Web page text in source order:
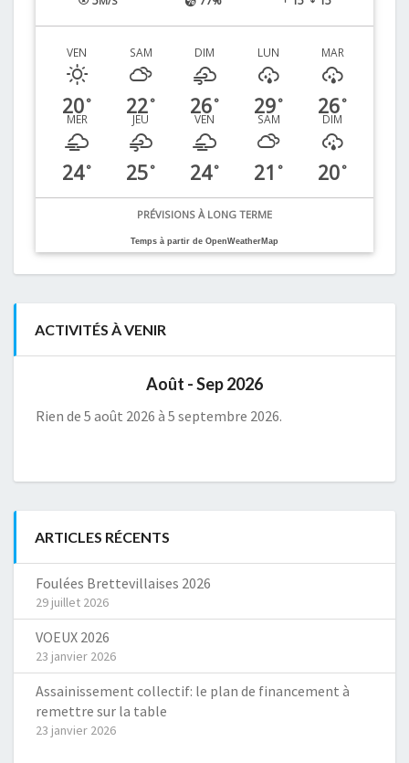
VEN
20°
SAM
22°
DIM
26°
LUN
29°
MAR
26°
MER
24°
JEU
25°
VEN
24°
SAM
21 °
DIM
20°
PRÉVISIONS À LONG TERME
Temps à partir de OpenWeatherMap
ACTIVITÉS À VENIR
Août - Sep 2026
Rien de 5 août 2026 à 5 septembre 2026.
ARTICLES RÉCENTS
Foulées Brettevillaises 2026
29 juillet 2026
VOEUX 2026
23 janvier 2026
Assainissement collectif: le plan de financement à
remettre sur la table
23 janvier 2026